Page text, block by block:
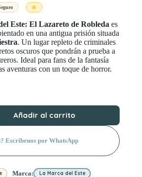
Este: El Lazareto de Robleda es
en una antigua prisión situada
. Un lugar repleto de criminales
oscuros que pondrán a prueba a
Ideal para fans de la fantasía
aventuras con un toque de horror.
Añadir al carrito
Escríbenos por WhatsApp
Marca: La Marca del Este